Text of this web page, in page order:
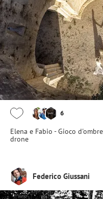
6
Elena e Fabio - Gioco
drone
Federico Giussani